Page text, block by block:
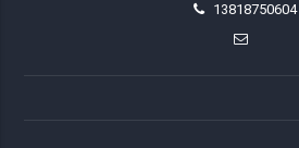
13818750604